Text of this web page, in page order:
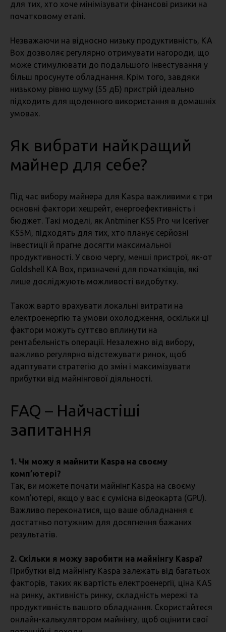
для тих, хто хоче мінімізувати фінансові ризики на
початковому етапі.
Незважаючи на відносно низьку продуктивність, KA
Box дозволяє регулярно отримувати нагороди, що
може стимулювати до подальшого інвестування у
більш просунуте обладнання. Крім того, завдяки
низькому рівню шуму (55 дБ) пристрій ідеально
підходить для щоденного використання в домашніх
умовах.
Як вибрати найкращий
майнер для себе?
Під час вибору майнера для Kaspa важливими є три
основні фактори: хешрейт, енергоефективність і
бюджет. Такі моделі, як Antminer KS5 Pro чи Iceriver
KS5M, підходять для тих, хто планує серйозні
інвестиції й прагне досягти максимальної
продуктивності. У свою чергу, менші пристрої, як-от
Goldshell KA Box, призначені для початківців, які
лише досліджують можливості видобутку.
Також варто врахувати локальні витрати на
електроенергію та умови охолодження, оскільки ці
фактори можуть суттєво вплинути на
рентабельність операції. Незалежно від вибору,
важливо регулярно відстежувати ринок, щоб
адаптувати стратегію до змін і максимізувати
прибутки від майнінгової діяльності.
FAQ – Найчастіші
запитання
1. Чи можу я майнити Kaspa на своєму
комп’ютері?
Так, ви можете почати майнінг Kaspa на своєму
комп’ютері, якщо у вас є сумісна відеокарта (GPU).
Важливо переконатися, що ваше обладнання є
достатньо потужним для досягнення бажаних
результатів.
2. Скільки я можу заробити на майнінгу Kaspa?
Прибутки від майнінгу Kaspa залежать від багатьох
факторів, таких як вартість електроенергії, ціна KAS
на ринку, активність ринку, складність мережі та
продуктивність вашого обладнання. Скористайтеся
онлайн-калькулятором майнінгу, щоб оцінити свої